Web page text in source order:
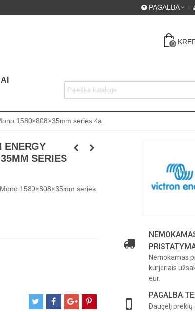
PAGALBA
0
1580×808×35mm series 4a
ENERGY
SERIES
1580×808×35mm series
Nemokamas
kurjeriais
eur.
PAGALBA
Daugelį